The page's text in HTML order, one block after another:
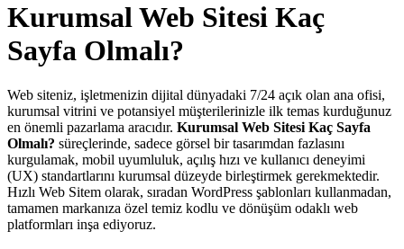
Kurumsal Web Sitesi Kaç
Sayfa Olmalı?
Web siteniz, işletmenizin dijital dünyadaki 7/24 açık olan ana ofisi,
kurumsal vitrini ve potansiyel müşterilerinizle ilk temas kurduğunuz
en önemli pazarlama aracıdır. Kurumsal Web Sitesi Kaç Sayfa
Olmalı? süreçlerinde, sadece görsel bir tasarımdan fazlasını
kurgulamak, mobil uyumluluk, açılış hızı ve kullanıcı deneyimi
(UX) standartlarını kurumsal düzeyde birleştirmek gerekmektedir.
Hızlı Web Sitem olarak, sıradan WordPress şablonları kullanmadan,
tamamen markanıza özel temiz kodlu ve dönüşüm odaklı web
platformları inşa ediyoruz.